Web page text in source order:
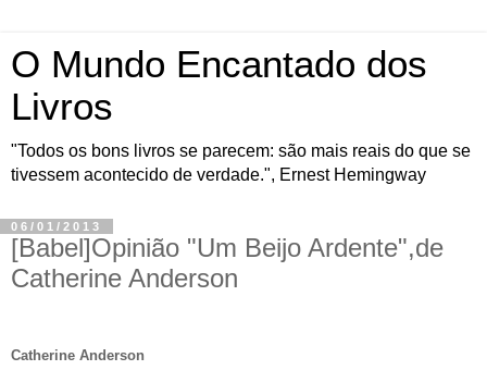
O Mundo Encantado dos
Livros
"Todos os bons livros se parecem: são mais reais do que se
tivessem acontecido de verdade.", Ernest Hemingway
06/01/2013
[Babel]Opinião "Um Beijo Ardente",de
Catherine Anderson
Catherine Anderson